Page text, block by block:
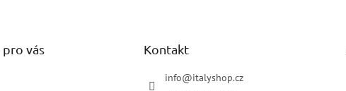
vás Kontakt
info@italyshop.cz